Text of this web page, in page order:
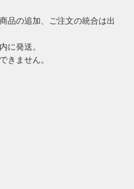
品の追加、ご注文の統合は出
に発送。
きません。